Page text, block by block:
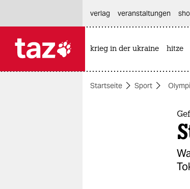
themen
verlag
veranstaltungen
krieg in der ukraine hitze
Startseite Sport